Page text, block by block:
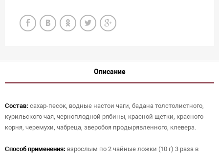
Описание
Состав: сахар-песок, водные настои чаги, бадана толстолистного,
курильского чая, черноплодной рябины, красной щетки, красного
корня, черемухи, чабреца, зверобоя продырявленного, клевера.
Способ применения: взрослым по 2 чайные ложки (10 г) 3 раза в